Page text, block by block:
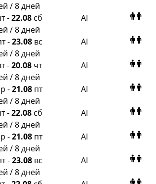
/ 8 дней
-22.08 сб
/ 8 дней
AI
-23.08 вс
/ 8 дней
AI
-20.08 чт
/ 8 дней
AI
-21.08 пт
/ 8 дней
AI
-22.08 сб
/ 8 дней
AI
-21.08 пт
/ 8 дней
AI
-23.08 вс
/ 8 дней
AI